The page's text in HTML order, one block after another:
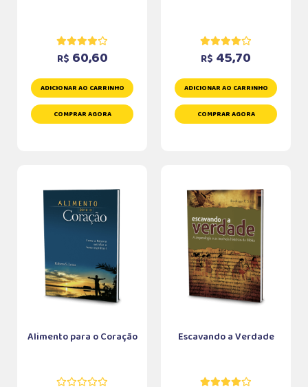
R$ 60,60
ADICIONAR AO CARRINHO
COMPRAR AGORA
R$ 45,70
ADICIONAR AO CARRINHO
COMPRAR AGORA
Alimento para o Coração Escavando a Verdade